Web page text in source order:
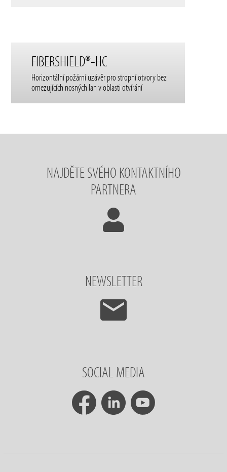
FIBERSHIELD®-HC
Horizontální požární uzávěr pro stropní otvory bez
omezujících nosných lan v oblasti otvírání
NAJDĚTE SVÉHO KONTAKTNÍHO
PARTNERA
NEWSLETTER
SOCIAL MEDIA